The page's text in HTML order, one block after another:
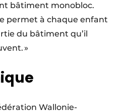
bâtiment monobloc.
permet à chaque enfant
du bâtiment qu’il
»
Wallonie-